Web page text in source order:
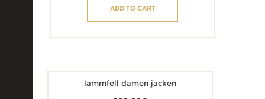
ADD TO CART
lammfell damen jacken